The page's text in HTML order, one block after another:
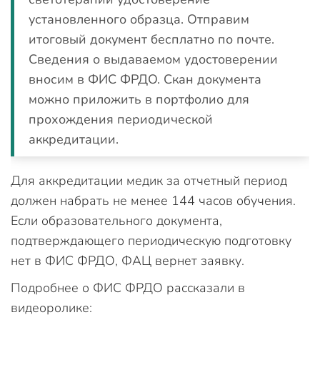
установленного образца. Отправим
итоговый документ бесплатно по почте.
Сведения о выдаваемом удостоверении
вносим в ФИС ФРДО. Скан документа
можно приложить в портфолио для
прохождения периодической
аккредитации.
Для аккредитации медик за отчетный период
должен набрать не менее 144 часов обучения.
Если образовательного документа,
подтверждающего периодическую подготовку
нет в ФИС ФРДО, ФАЦ вернет заявку.
Подробнее о ФИС ФРДО рассказали в
видеоролике: